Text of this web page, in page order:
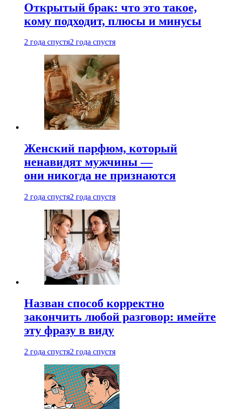
Открытый брак: что это такое,
кому подходит, плюсы и минусы
2 года спустя2 года спустя
Женский парфюм, который
ненавидят мужчины —
они никогда не признаются
2 года спустя2 года спустя
Назван способ корректно
закончить любой разговор: имейте
эту фразу в виду
2 года спустя2 года спустя